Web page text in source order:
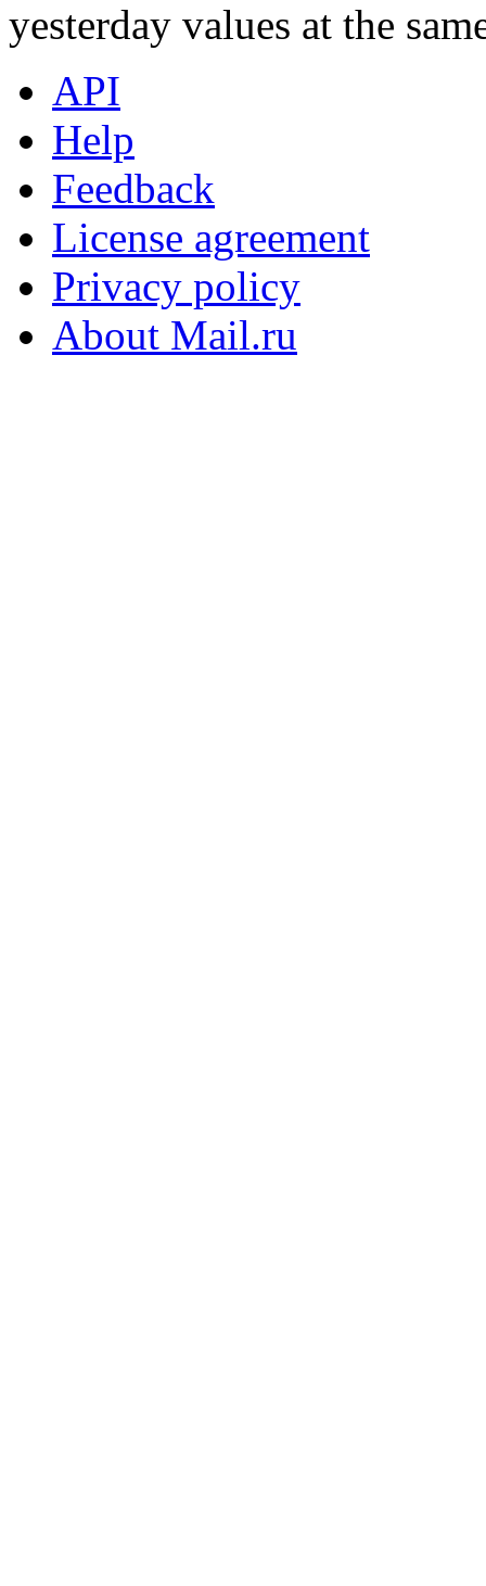
yesterday values at the
API
Help
Feedback
License agreement
Privacy policy
About Mail.ru